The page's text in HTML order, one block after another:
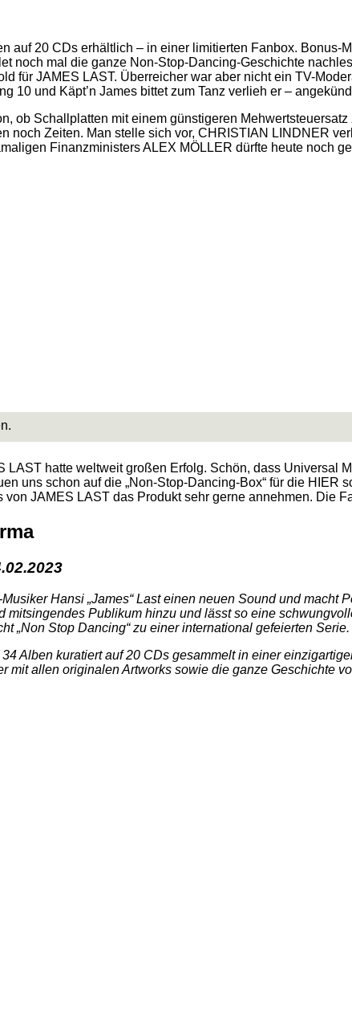
auf 20 CDs erhältlich – in einer limitierten Fanbox. Bonus-
noch mal die ganze Non-Stop-Dancing-Geschichte
für JAMES LAST. Überreicher war aber nicht ein TV-
10 und Käpt’n James bittet zum Tanz verlieh er –
ob Schallplatten mit einem günstigeren
noch Zeiten. Man stelle sich vor, CHRISTIAN LINDNER
Finanzministers ALEX MÖLLER dürfte heute noch
hatte weltweit großen Erfolg. Schön, dass Universal
uns schon auf die „Non-Stop-Dancing-Box“ für die HIER
JAMES LAST das Produkt sehr gerne annehmen. Die
Hansi „James“ Last einen neuen Sound und
mitsingendes Publikum hinzu und lässt so eine
„Non Stop Dancing“ zu einer international gefeierten Serie.
Alben kuratiert auf 20 CDs gesammelt in einer
mit allen originalen Artworks sowie die ganze Geschichte